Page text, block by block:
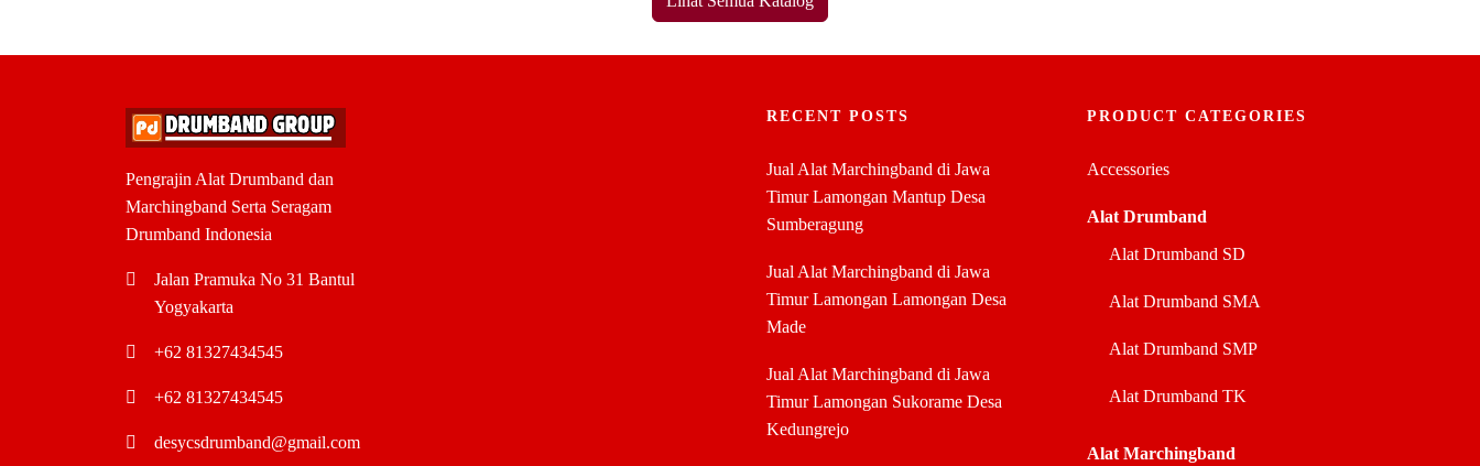
Pengrajin Alat Drumband dan
Marchingband Serta Seragam
Drumband Indonesia
Jalan Pramuka No 31 Bantul
Yogyakarta
+62 81327434545
+62 81327434545
desycsdrumband@gmail.com
RECENT POSTS
Jual Alat Marchingband di Jawa
Timur Lamongan Mantup Desa
Sumberagung
Jual Alat Marchingband di Jawa
Timur Lamongan Lamongan Desa
Made
Jual Alat Marchingband di Jawa
Timur Lamongan Sukorame Desa
Kedungrejo
PRODUCT CATEGORIES
Accessories
Alat Drumband
Alat Drumband SD
Alat Drumband SMA
Alat Drumband SMP
Alat Drumband TK
Alat Marchingband